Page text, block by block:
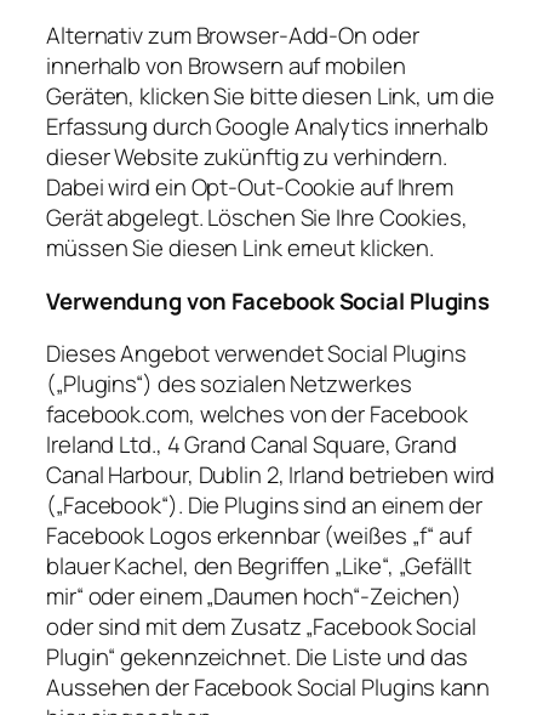
Alternativ zum Browser-Add-On oder
innerhalb von Browsern auf mobilen
Geräten, klicken Sie bitte diesen Link, um die
Erfassung durch Google Analytics innerhalb
dieser Website zukünftig zu verhindern.
Dabei wird ein Opt-Out-Cookie auf Ihrem
Gerät abgelegt. Löschen Sie Ihre Cookies,
müssen Sie diesen Link erneut klicken.
Verwendung von Facebook Social Plugins
Dieses Angebot verwendet Social Plugins
(„Plugins“) des sozialen Netzwerkes
facebook.com, welches von der Facebook
Ireland Ltd., 4 Grand Canal Square, Grand
Canal Harbour, Dublin 2, Irland betrieben wird
(„Facebook“). Die Plugins sind an einem der
Facebook Logos erkennbar (weißes „f“ auf
blauer Kachel, den Begriffen „Like“, „Gefällt
mir“ oder einem „Daumen hoch“-Zeichen)
oder sind mit dem Zusatz „Facebook Social
Plugin“ gekennzeichnet. Die Liste und das
Aussehen der Facebook Social Plugins kann